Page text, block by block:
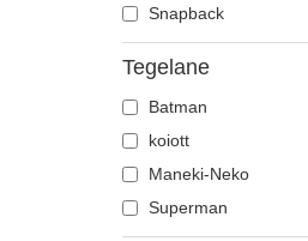
Los Angeles Dodgers
Los Angeles Lakers
Memphis Grizzlies
Miami Heat
Miami Marlins
Milwaukee Brewers
Milwaukee Bucks
Snapback
Tegelane
Batman
koiott
Maneki-Neko
Superman